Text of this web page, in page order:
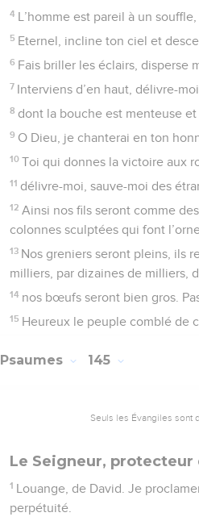
4 L’homme est pareil à un
5 Eternel, incline ton ciel et
6 Fais briller les éclairs, disperse
7 Interviens d’en haut, délivre-
8 dont la bouche est menteuse
9 O Dieu, je chanterai en ton
10 Toi qui donnes la victoire aux
11 délivre-moi, sauve-moi des
12 Ainsi nos fils seront comme
colonnes sculptées qui font
13 Nos greniers seront pleins, ils
milliers, par dizaines de milliers,
14 nos bœufs seront bien gros.
15 Heureux le peuple comblé de
Psaumes 145
Seuls les Évangiles sont
Le Seigneur, protecteur
1 Louange, de David. Je
perpétuité.